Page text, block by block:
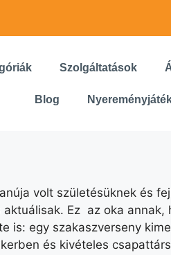
Szolgáltatások
Blog
volt születésüknek és
Ez az oka annak,
egy szakaszverseny
és kivételes